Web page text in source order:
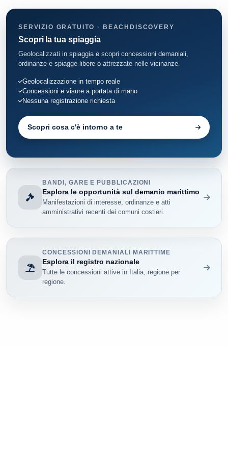
SERVIZIO GRATUITO · BEACHDISCOVERY
Scopri la tua spiaggia
Geolocalizzati in spiaggia e scopri concessioni demaniali,
ordinanze e spiagge libere o attrezzate nelle vicinanze.
Geolocalizzazione in tempo reale
Concessioni e visure a portata di mano
Nessuna registrazione richiesta
Scopri cosa c'è intorno a te
BANDI, GARE E PUBBLICAZIONI
Esplora le opportunità sul demanio marittimo
Manifestazioni di interesse, ordinanze e atti
amministrativi recenti dei comuni costieri.
CONCESSIONI DEMANIALI MARITTIME
Esplora il registro nazionale
Tutte le concessioni attive in Italia, regione per
regione.